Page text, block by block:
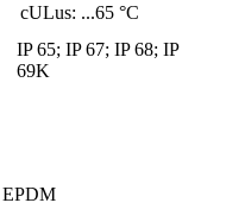
cULus: ...65 °C
IP 65; IP 67; IP 68; IP
69K
EPDM